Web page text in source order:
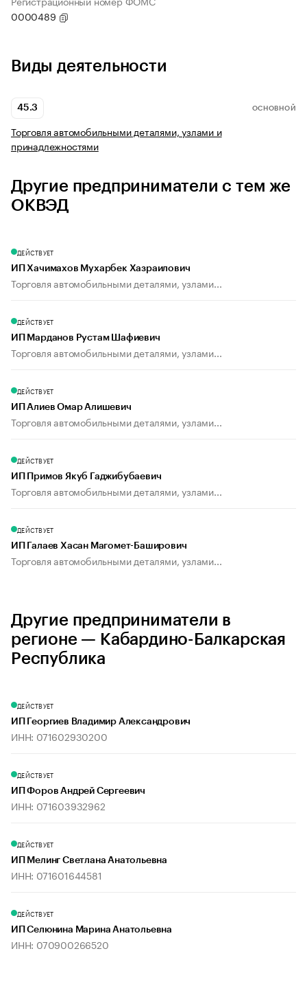
0000489
Виды деятельности
45.3 ОСНОВНОЙ
Торговля автомобильными деталями, узлами и
принадлежностями
Другие предприниматели с тем же
ОКВЭД
ДЕЙСТВУЕТ
ИП Хачимахов Мухарбек Хазраилович
Торговля автомобильными деталями, узлами...
ДЕЙСТВУЕТ
ИП Марданов Рустам Шафиевич
Торговля автомобильными деталями, узлами...
ДЕЙСТВУЕТ
ИП Алиев Омар Алишевич
Торговля автомобильными деталями, узлами...
ДЕЙСТВУЕТ
ИП Примов Якуб Гаджибубаевич
Торговля автомобильными деталями, узлами...
ДЕЙСТВУЕТ
ИП Галаев Хасан Магомет-Баширович
Торговля автомобильными деталями, узлами...
Другие предприниматели в
регионе — Кабардино-Балкарская
Республика
ДЕЙСТВУЕТ
ИП Георгиев Владимир Александрович
ИНН: 071602930200
ДЕЙСТВУЕТ
ИП Форов Андрей Сергеевич
ИНН: 071603932962
ДЕЙСТВУЕТ
ИП Мелинг Светлана Анатольевна
ИНН: 071601644581
ДЕЙСТВУЕТ
ИП Селюнина Марина Анатольевна
ИНН: 070900266520